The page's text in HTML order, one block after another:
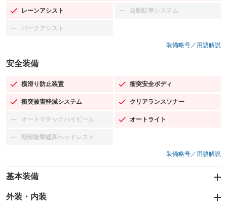
レーンアシスト
：装備あり 自動駐車システム
：装備なし
パークアシスト
：装備なし
装備略号／用語解説
安全装備
横滑り防止装置
：装備あり 衝突安全ボディ
：装備あり
衝突被害軽減システム
：装備あり クリアランスソナー
：装備あり
オートマチックハイビーム
：装備なし オートライト
：装備あり
頸部衝撃緩和ヘッドレスト
：装備なし
装備略号／用語解説
基本装備
エアバッグ：運転席/助手席/サイド
：装備あり
外装・内装